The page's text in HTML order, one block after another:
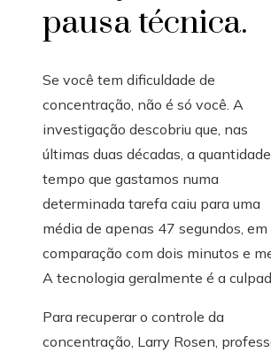
pausa técnica.
Se você tem dificuldade de
concentração, não é só você. A
investigação descobriu que, nas
últimas duas décadas, a
tempo que gastamos numa
determinada tarefa caiu para uma
média de apenas 47 segundos, em
comparação com dois minutos e
A tecnologia geralmente é a
Para recuperar o controle da
concentração, Larry Rosen,